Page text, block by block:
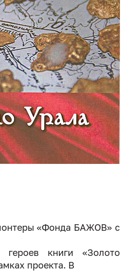
«Фонда БАЖОВ» с
книги «Золото
проекта. В